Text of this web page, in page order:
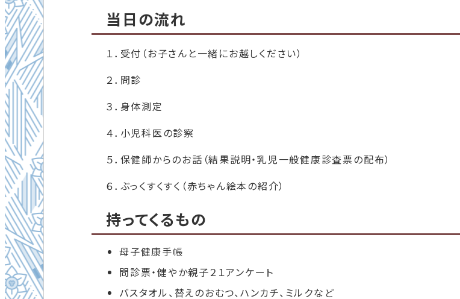
当日の流れ
１．受付（お子さんと一緒にお越しください）
２．問診
３．身体測定
４．小児科医の診察
５．保健師からのお話（結果説明・乳児一般健康診査票の配布）
６．ぶっくすくすく（赤ちゃん絵本の紹介）
持ってくるもの
母子健康手帳
問診票・健やか親子２１アンケート
バスタオル、替えのおむつ、ハンカチ、ミルクなど